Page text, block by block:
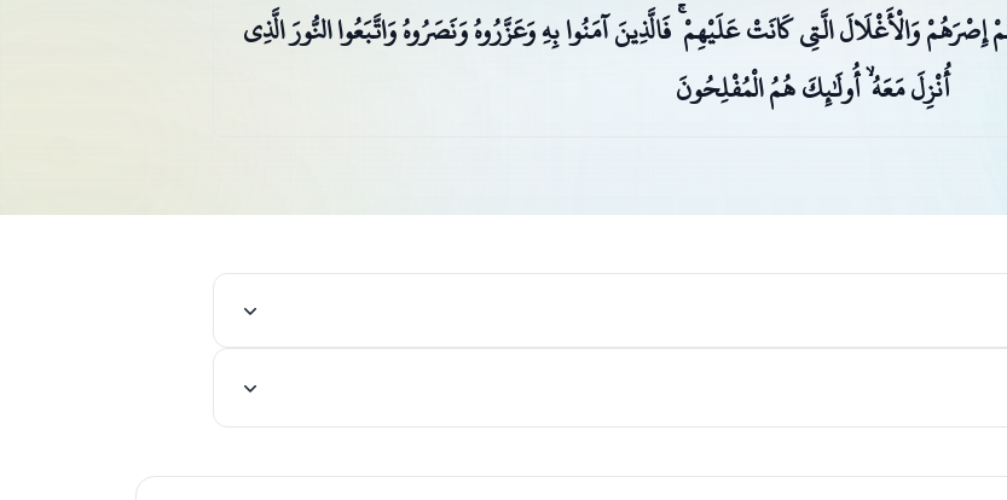
وَالْأَغْلَالَ الَّتِي كَانَتْ عَلَيْهِمْ ۚ فَالَّذِينَ آمَنُوا بِهِ وَعَزَّرُوهُ وَنَصَرُوهُ وَاتَّبَعُوا النُّورَ الَّذِي
أُنْزِلَ مَعَهُ ۙ أُولَٰئِكَ هُمُ الْمُفْلِحُونَ